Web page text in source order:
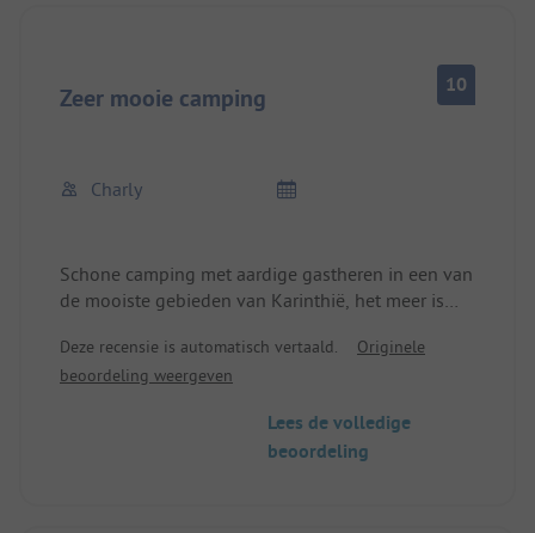
Zeer mooie camping 10
Charly
Schone camping met aardige gastheren in een van
de mooiste gebieden van Karinthië, het meer is
veel mogelijkheden om te wandelen 🥾, de
grootste klimhal van Oostenrijk is vlakbij, en nog
Deze recensie is automatisch vertaald.
Originele
beoordeling weergeven
Lees de volledige
beoordeling